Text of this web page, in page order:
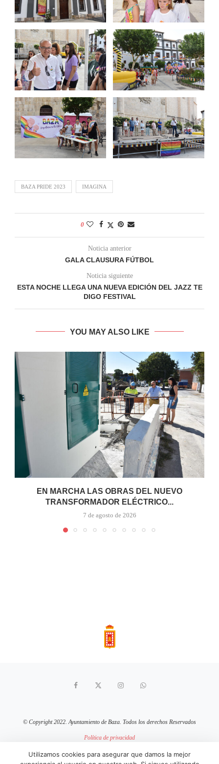
BAZA PRIDE 2023 IMAGINA
0
Noticia anterior
GALA CLAUSURA FÚTBOL
Noticia siguiente
ESTA NOCHE LLEGA UNA NUEVA EDICIÓN DEL JAZZ TE
DIGO FESTIVAL
YOU MAY ALSO LIKE
EN MARCHA LAS OBRAS DEL NUEVO
TRANSFORMADOR ELÉCTRICO...
7 de agosto de 2026
© Copyright 2022. Ayuntamiento de Baza. Todos los derechos Reservados
Política de privacidad
Política de cookies
Utilizamos cookies para asegurar que damos la mejor